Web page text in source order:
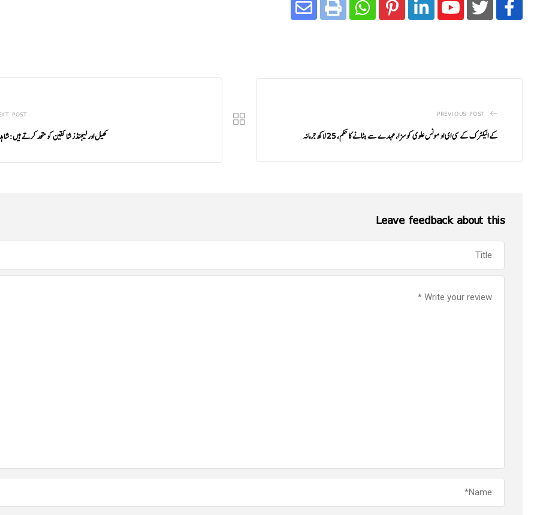
PREVIOUS POST
کے الیکٹرک کے سی ای او مونس علوی کو سزا، عہدے سے ہٹانے کا حکم، 25 لاکھ جرمانہ
POST
کھیل اور لیجنڈز شائقین کو متحد کرتے ہیں:
Leave feedback about this